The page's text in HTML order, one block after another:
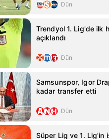
Dün
Trendyol 1. Lig'de ilk
açıklandı
Dün
Samsunspor, Igor
kadar transfer etti
Dün
Süper Lig ve 1. Lig'in